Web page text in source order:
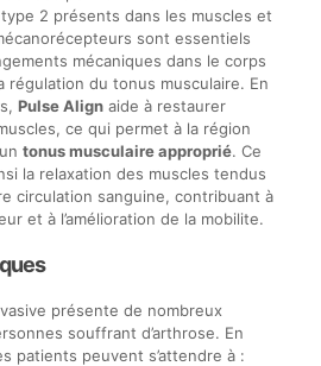
2 présents dans les muscles et
sont essentiels
mécaniques dans le corps
régulation du tonus musculaire. En
Pulse Alignaide à restaurer
ce qui permet à la région
tonus musculaire approprié. Ce
la relaxation des muscles tendus
circulation sanguine, contribuant à
et à l’amélioration de la mobilite.
présente de nombreux
souffrant d’arthrose. En
patients peuvent s’attendre à :